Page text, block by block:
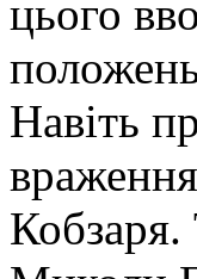
цього
Навіть
Кобзаря.